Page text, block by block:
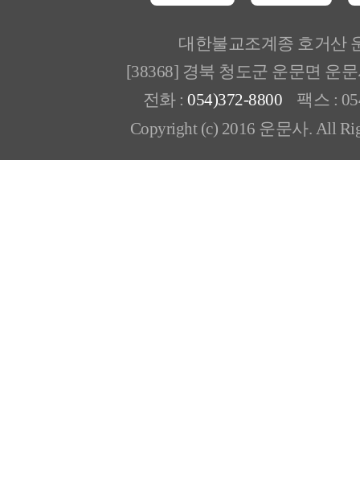
대한불교조계종 호거산
[38368] 경북 청도군 운문면 운
전화 : 054)372-8800 팩스 :
Copyright (c) 2016 운문사. All